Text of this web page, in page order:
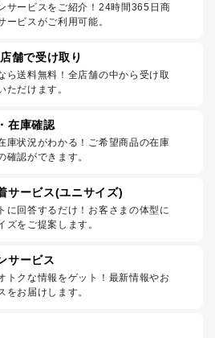
サービスをご紹介！24時間365日商
ービスがご利用可能。
舗で受け取り
ら送料無料！全店舗の中から受け取
ただけます。
在庫確認
庫状況がわかる！ご希望商品の在庫
確認ができます。
サービス(ユニサイズ)
に回答するだけ！お客さまの体型に
ズをご提案します。
サービス
トクな情報をゲット！最新情報やお
をお届けします。